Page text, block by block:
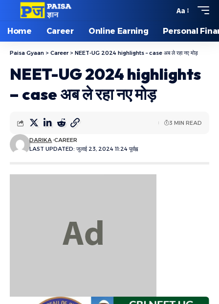
Aa
Home Career Online Earning Personal
Paisa Gyaan > Career> NEET-UG 2024 highlights – case अब ले रहा नए मोड़
NEET-UG 2024 highlights
– case अब ले रहा नए मोड़
LAST UPDATED: जुलाई 23, 2024 11:24 पूर्वाह्न
DARIKA CAREER
3 MIN READ